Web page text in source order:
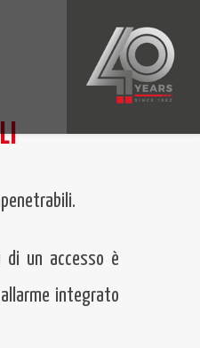
di un accesso è
integrato